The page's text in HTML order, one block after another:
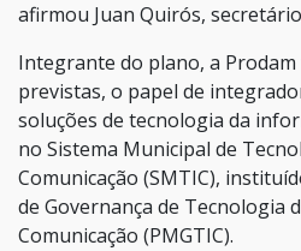
afirmou Juan Quirós,
Integrante do plano, a Prodam
previstas, o papel de
soluções de tecnologia da
no Sistema Municipal de
Comunicação (SMTIC),
de Governança de Tecnologia
Comunicação (PMGTIC).